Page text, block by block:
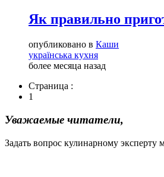
Як правильно
опубликовано в Каши
українська кухня
более месяца назад
Страница :
1
Уважаемые читатели,
Задать вопрос кулинарному эксперту